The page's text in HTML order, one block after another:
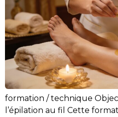
formation / technique
l’épilation au fil Cette